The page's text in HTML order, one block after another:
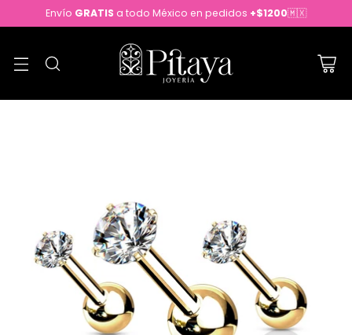
Envío GRATIS a todo México en pedidos +$1200🇲🇽